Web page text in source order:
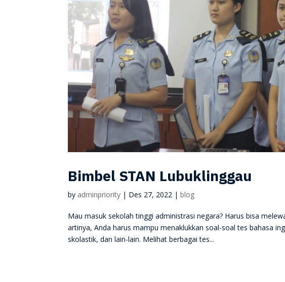
Bimbel STAN Lubuklinggau
by adminpriority | Des 27, 2022 |blog
Mau masuk sekolah tinggi administrasi negara? Harus bisa
artinya, Anda harus mampu menaklukkan soal-soal tes bahasa
skolastik, dan lain-lain. Melihat berbagai tes...